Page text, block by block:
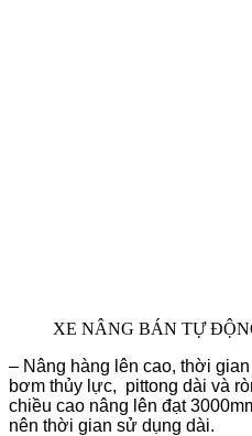
XE NÂNG BÁN TỰ
– Nâng hàng lên cao, thời
bơm thủy lực, pittong dài và
chiều cao nâng lên đạt
nên thời gian sử dụng dài.